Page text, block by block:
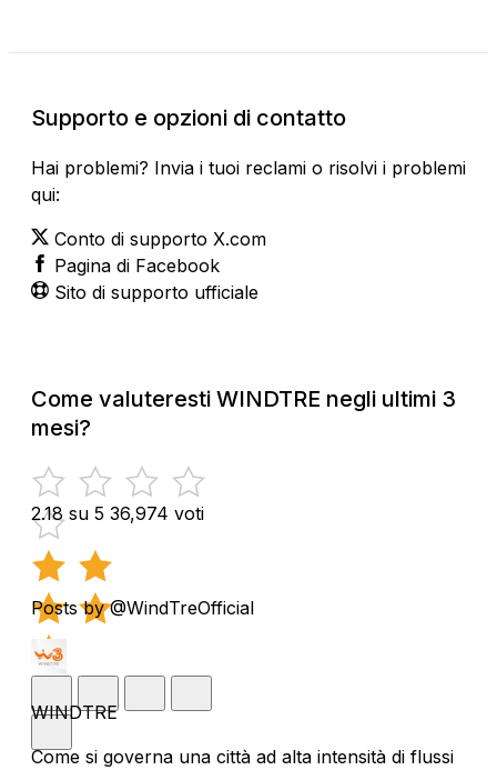
Supporto e opzioni di contatto
Hai problemi? Invia i tuoi reclami o risolvi i problemi
qui:
Conto di supporto X.com
Pagina di Facebook
Sito di supporto ufficiale
Come valuteresti WINDTRE negli ultimi 3
mesi?
2.18 su 5 36,974 voti
Posts by @WindTreOfficial
WINDTRE
Come si governa una città ad alta intensità di flussi